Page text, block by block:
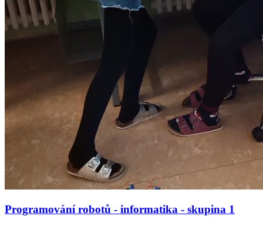
Programování robotů - informatika - skupina 1